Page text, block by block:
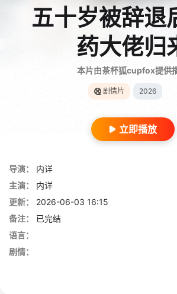
五十岁被辞退
药大佬归
本片由茶杯狐cupfox提供
剧情片 2026
立即播放
导演：
内详
主演：
内详
更新：
2026-06-03 16:15
备注：
已完结
语言：
剧情：